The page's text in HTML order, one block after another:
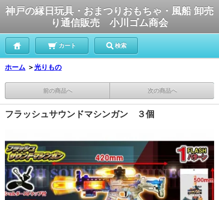
神戸の縁日玩具・おまつりおもちゃ・風船 卸売
り通信販売 小川ゴム商会
カート 検索
ホーム ＞光りもの
前の商品へ 次の商品へ
フラッシュサウンドマシンガン ３個